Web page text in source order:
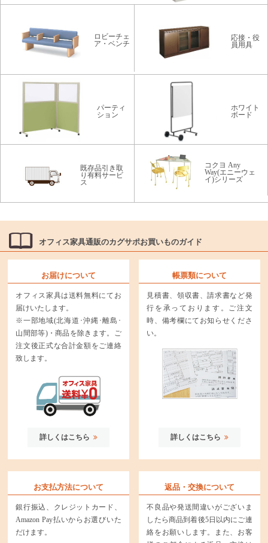
ロビーチェ
ア・ベンチ
応接・役
員用具
パーティ
ション
ホワイト
ボード
既存品引き取
り有料サービ
ス
コクヨ Any
Way(エニーウェ
イ)シリーズ
オフィス家具通販のカグサポお買いものガイド
お届けについて
オフィス家具は送料無料にてお
届けいたします。
※一部地域(北海道･沖縄･離島･
山間部等)・商品を除きます。ご
注文後正式な合計金額をご連絡
致します。
詳しくはこちら
帳票類について
見積書、領収書、請求書など発
行を承っております。ご注文
時、備考欄にてお知らせくださ
い。
詳しくはこちら
お支払方法について
銀行振込、クレジットカード、
Amazon Pay払いからお選びいた
だけます。
返品・交換について
不良品や発送間違いがございま
したら商品到着後5日以内にご連
絡をお願いします。また、お客